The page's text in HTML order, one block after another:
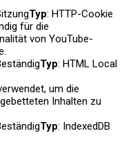
Typ: HTTP-Cookie
für die
von YouTube-
Typ: HTML Local
um die
Inhalten zu
Typ: IndexedDB